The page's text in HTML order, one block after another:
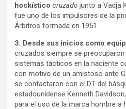
hockístico cruzado junto a Vadja
fue uno de los impulsores de la
Árbitros formada en 1951.
3. Desde sus inicios como
cruzados siempre se
sistemas tácticos en la naciente
con motivo de un amistoso ante
se contactaron con el DT del
estadounidense Kenneth
para el uso de la marca hombre a